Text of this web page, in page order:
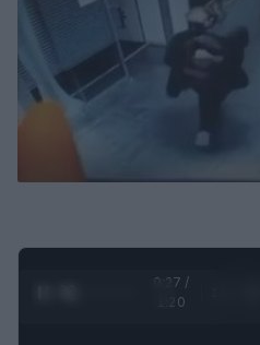
0:28 /
1:20